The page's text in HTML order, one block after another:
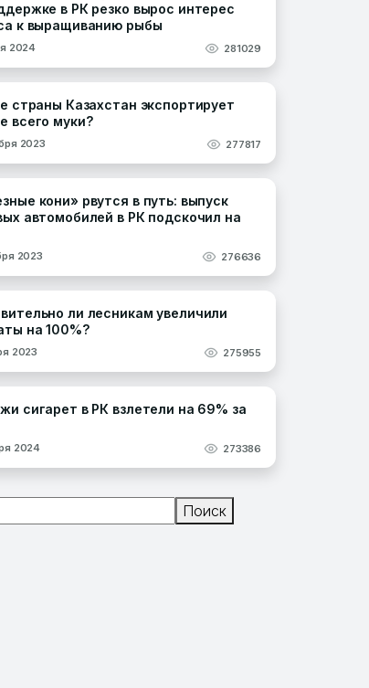
в РК резко вырос интерес
к выращиванию рыбы
2024 281029
страны Казахстан экспортирует
всего муки?
2023 277817
кони» рвутся в путь: выпуск
автомобилей в РК подскочил на
2023 276636
ли лесникам увеличили
на 100%?
2023 275955
сигарет в РК взлетели на 69% за
2024 273386
Поиск